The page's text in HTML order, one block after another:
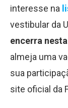
interesse na
vestibular da
encerra
almeja uma
sua
site oficial da